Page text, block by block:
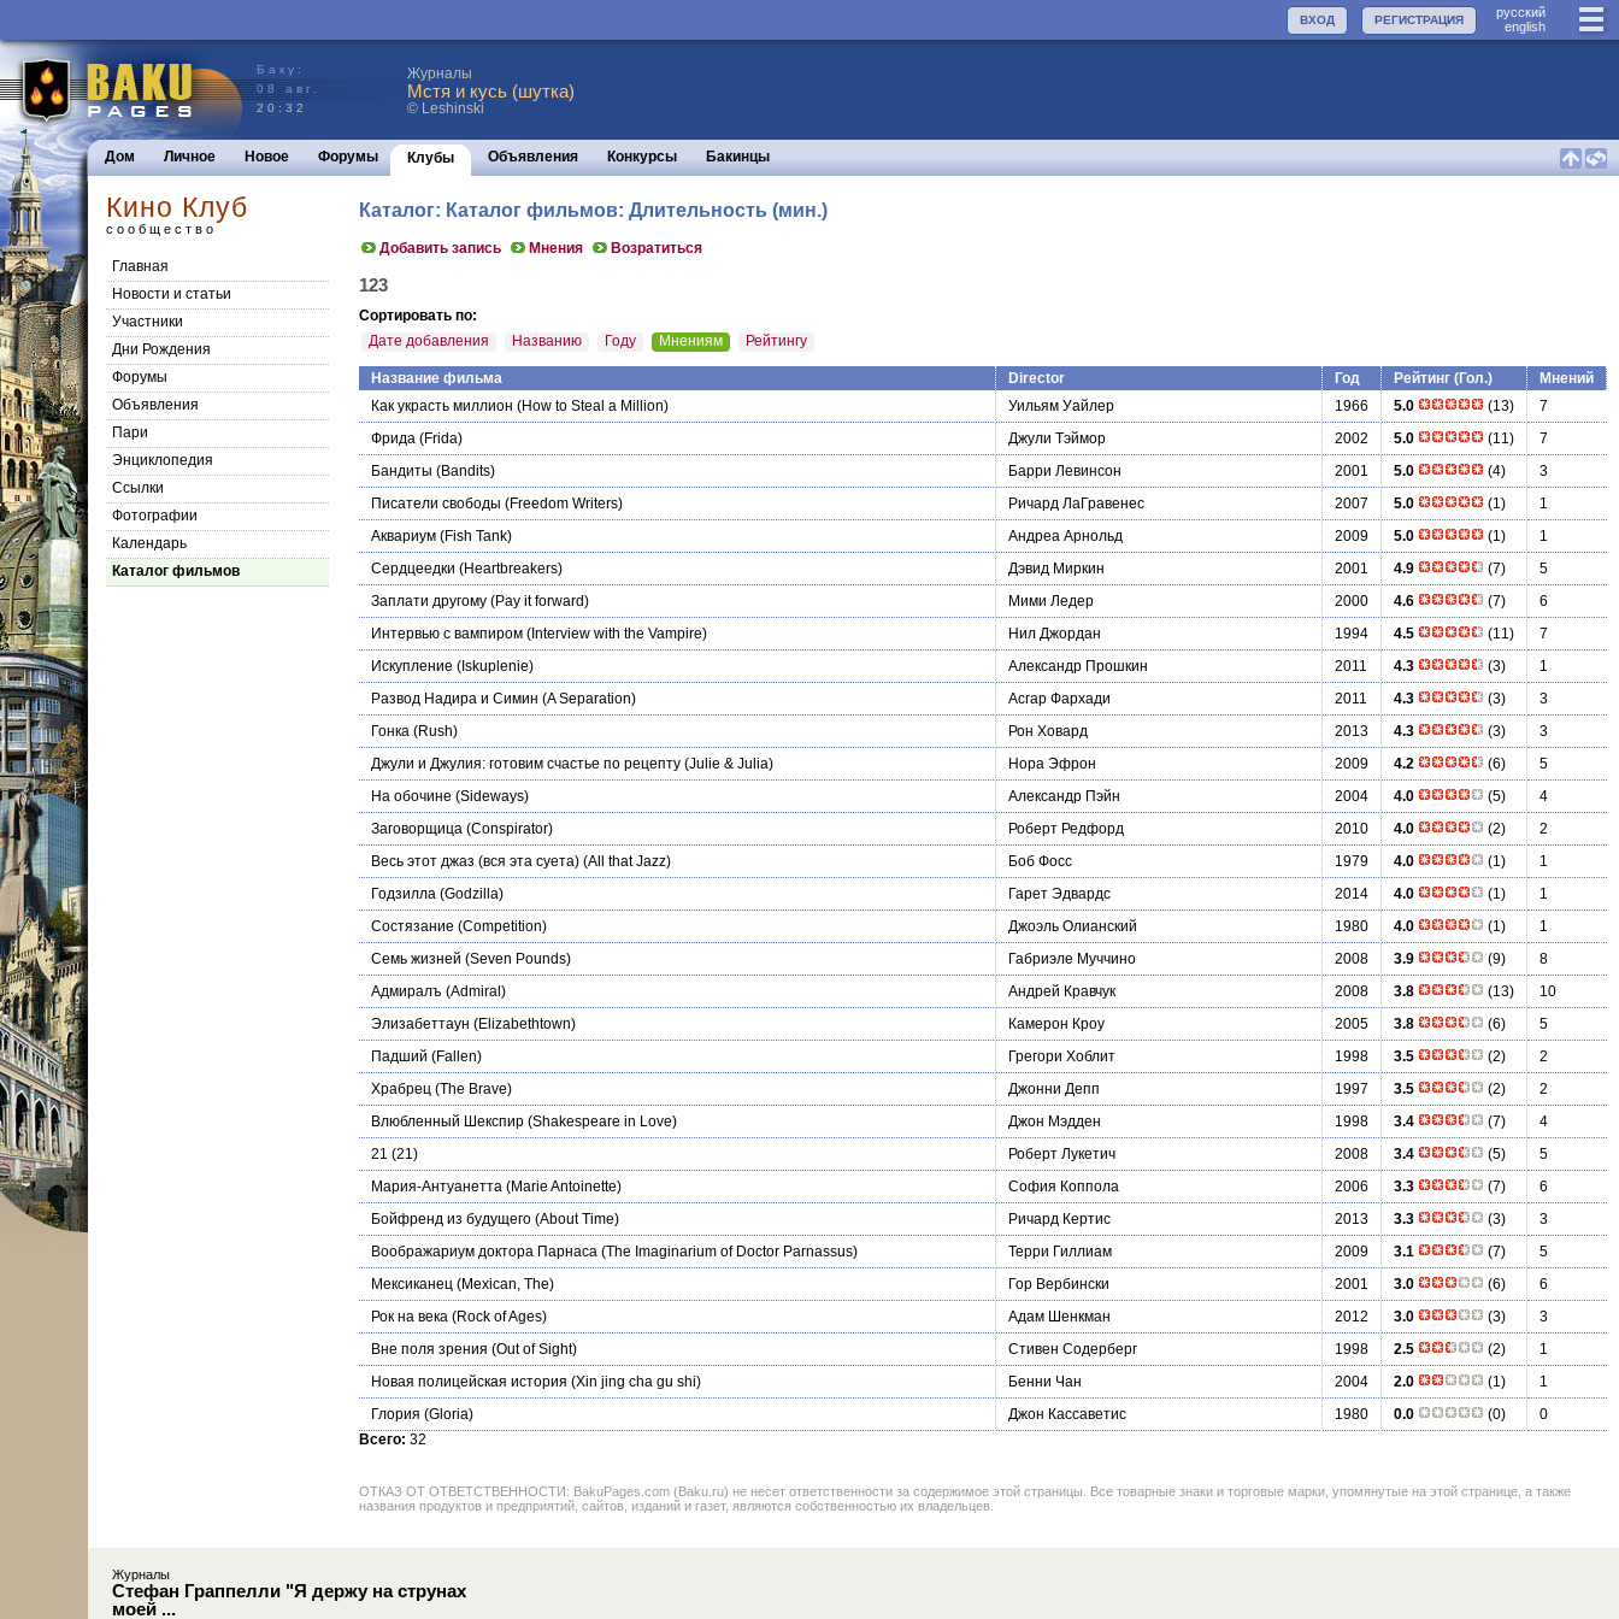
руccкий
english
РЕГИСТРАЦИЯ
ВХОД
Баку:
08 авг.
20:32
Журналы
Мстя и кусь (шутка)
© Leshinski
Дом Личное Новое Форумы Клубы Объявления Конкурсы Бакинцы
Кино Клуб
сообщество
Главная
Новости и статьи
Участники
Дни Рождения
Форумы
Объявления
Пари
Энциклопедия
Cсылки
Фотографии
Календарь
Каталог фильмов
Каталог: Каталог фильмов: Длительность (мин.)
Добавить запись Мнения Возратиться
123
Сортировать по:
Дате добавления
Названию Году Мнениям Рейтингу
Название фильма Director Год Рейтинг (Гол.)
Мнений
Как украсть миллион (How to Steal a Million) Уильям Уайлер 1966 5.0 (13)
7
Фрида (Frida) Джули Тэймор 2002 5.0 (11)
7
Бандиты (Bandits) Барри Левинсон 2001 5.0 (4)
3
Писатели свободы (Freedom Writers) Ричард ЛаГравенес 2007 5.0 (1)
1
Аквариум (Fish Tank) Андреа Арнольд 2009 5.0 (1)
1
Сердцеедки (Heartbreakers) Дэвид Миркин 2001 4.9 (7)
5
Заплати другому (Pay it forward) Мими Ледер 2000 4.6 (7)
6
Интервью с вампиром (Interview with the Vampire) Нил Джордан 1994 4.5 (11)
7
Искупление (Iskuplenie) Александр Прошкин 2011 4.3 (3)
1
Развод Надира и Симин (A Separation) Асгар Фархади 2011 4.3 (3)
3
Гонка (Rush) Рон Ховард 2013 4.3 (3)
3
Джули и Джулия: готовим счастье по рецепту (Julie & Julia) Нора Эфрон 2009 4.2 (6)
5
На обочине (Sideways) Александр Пэйн 2004 4.0 (5)
4
Заговорщица (Conspirator) Роберт Редфорд 2010 4.0 (2)
2
Весь этот джаз (вся эта суета) (All that Jazz) Боб Фосс 1979 4.0 (1)
1
Годзилла (Godzilla) Гарет Эдвардс 2014 4.0 (1)
1
Состязание (Competition) Джоэль Олианский 1980 4.0 (1)
1
Семь жизней (Seven Pounds) Габриэле Муччино 2008 3.9 (9)
8
Адмиралъ (Admiral) Андрей Кравчук 2008 3.8 (13)
10
Элизабеттаун (Elizabethtown) Камерон Кроу 2005 3.8 (6)
5
Падший (Fallen) Грегори Хоблит 1998 3.5 (2)
2
Храбрец (The Brave) Джонни Депп 1997 3.5 (2)
2
Влюбленный Шекспир (Shakespeare in Love) Джон Мэдден 1998 3.4 (7)
4
21 (21) Роберт Лукетич 2008 3.4 (5)
5
Мария-Антуанетта (Marie Antoinette) София Коппола 2006 3.3 (7)
6
Бойфренд из будущего (About Time) Ричард Кертис 2013 3.3 (3)
3
Воображариум доктора Парнаса (The Imaginarium of Doctor Parnassus) Терри Гиллиам 2009 3.1 (7)
5
Мексиканец (Mexican, The) Гор Вербински 2001 3.0 (6)
6
Рок на века (Rock of Ages) Адам Шенкман 2012 3.0 (3)
3
Вне поля зрения (Out of Sight) Стивен Содерберг 1998 2.5 (2)
1
Новая полицейская история (Xin jing cha gu shi) Бенни Чан 2004 2.0 (1)
1
Глория (Gloria) Джон Кассаветис 1980 0.0 (0)
0
Всего: 32
ОТКАЗ ОТ ОТВЕТСТВЕННОСТИ: BakuPages.com (Baku.ru) не несет ответственности за содержимое этой страницы. Все товарные знаки и торговые марки, упомянутые на этой странице, а также
названия продуктов и предприятий, сайтов, изданий и газет, являются собственностью их владельцев.
Журналы
Стефан Граппелли "Я держу на струнах
моей ...